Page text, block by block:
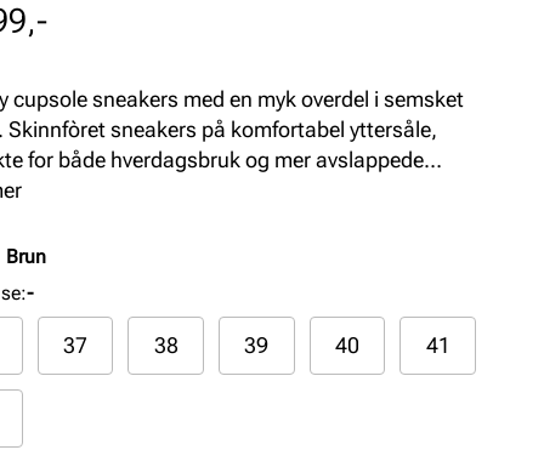
cupsole sneakers med en myk overdel i semsket
Skinnfòret sneakers på komfortabel yttersåle,
for både hverdagsbruk og mer avslappede
og tilfører et moderne preg til enhver
Brun
:-
37 38 39 40 41